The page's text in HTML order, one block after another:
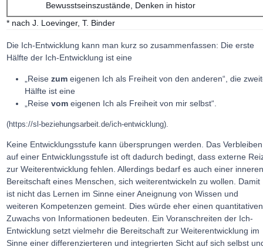
Bewusstseinszustände, Denken in histor
* nach J. Loevinger, T. Binder
Die Ich-Entwicklung kann man kurz so zusammenfassen: Die erste
Hälfte der Ich-Entwicklung ist eine
„Reise zumeigenen Ich als Freiheit von den anderen“, die
Hälfte ist eine
„Reise vomeigenen Ich als Freiheit von mir selbst“.
(https://sl-beziehungsarbeit.de/ich-entwicklung).
Keine Entwicklungsstufe kann übersprungen werden. Das Verbleiben
auf einer Entwicklungsstufe ist oft dadurch bedingt, dass externe
zur Weiterentwicklung fehlen. Allerdings bedarf es auch einer
Bereitschaft eines Menschen, sich weiterentwickeln zu wollen. Damit
ist nicht das Lernen im Sinne einer Aneignung von Wissen und
weiteren Kompetenzen gemeint. Dies würde eher einen quantitativen
Zuwachs von Informationen bedeuten. Ein Voranschreiten der Ich-
Entwicklung setzt vielmehr die Bereitschaft zur Weiterentwicklung im
Sinne einer differenzierteren und integrierten Sicht auf sich selbst